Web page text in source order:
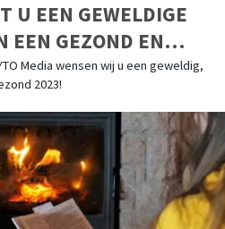
U EEN GEWELDIGE
EEN GEZOND EN
Media wensen wij u een geweldig,
2023!